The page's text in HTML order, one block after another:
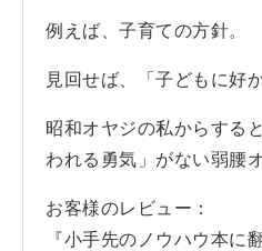
例えば、子育ての方針。
見回せば、「子どもに好
昭和オヤジの私からする
われる勇気」がない弱腰
お客様のレビュー：
『小手先のノウハウ本に